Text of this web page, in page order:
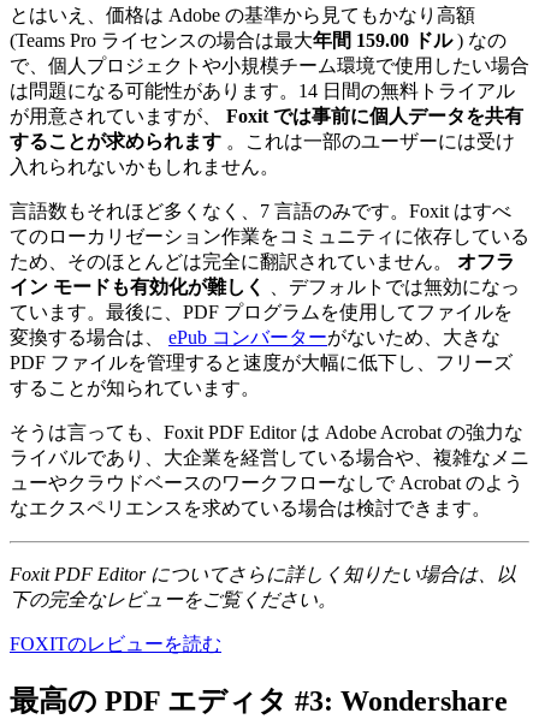
とはいえ、価格は Adobe の基準から見てもかなり高額
(Teams Pro ライセンスの場合は最大年間 159.00 ドル) なの
で、個人プロジェクトや小規模チーム環境で使用したい場合
は問題になる可能性があります。14 日間の無料トライアル
が用意されていますが、 Foxit では事前に個人データを共有
することが求められます 。これは一部のユーザーには受け
入れられないかもしれません。
言語数もそれほど多くなく、7 言語のみです。Foxit はすべ
てのローカリゼーション作業をコミュニティに依存している
ため、そのほとんどは完全に翻訳されていません。 オフラ
イン モードも有効化が難しく
、デフォルトでは無効になっ
ています。最後に、PDF プログラムを使用してファイルを
変換する場合は、 ePub コンバーターがないため、大きな
PDF ファイルを管理すると速度が大幅に低下し、フリーズ
することが知られています。
そうは言っても、Foxit PDF Editor は Adobe Acrobat の強力な
ライバルであり、大企業を経営している場合や、複雑なメニ
ューやクラウドベースのワークフローなしで Acrobat のよう
なエクスペリエンスを求めている場合は検討できます。
Foxit PDF Editor についてさらに詳しく知りたい場合は、以
下の完全なレビューをご覧ください。
FOXITのレビューを読む
最高の PDF エディタ #3: Wondershare